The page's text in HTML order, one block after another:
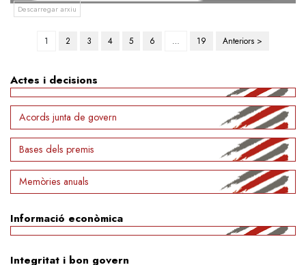
Descarregar arxiu
Paginació
les
entrades
1 2 3 4 5 6 … 19 Anteriors >
Actes i decisions
Acords junta de govern
Bases dels premis
Memòries anuals
Informació econòmica
Integritat i bon govern